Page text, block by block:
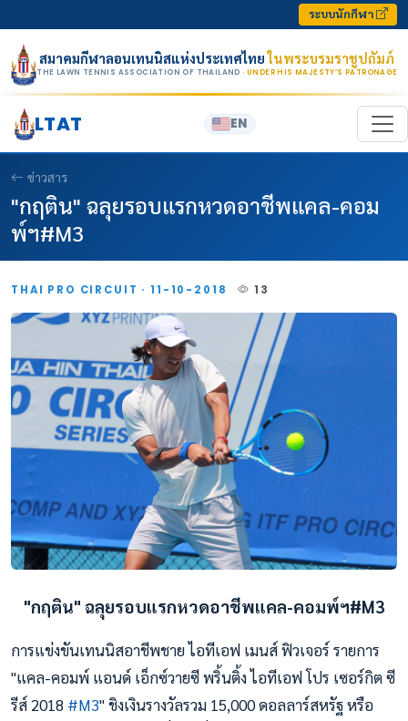
ระบบนักกีฬา
สมาคมกีฬาลอนเทนนิสแห่งประเทศไทยในพระบรมราชูปถัมภ์
THE LAWN TENNIS ASSOCIATION OF THAILAND · UNDER HIS MAJESTY’S PATRONAGE
LTAT EN
ข่าวสาร
"กฤติน" ฉลุยรอบแรกหวดอาชีพแคล-คอม
พ์ฯ#M3
THAI PRO CIRCUIT · 11-10-2018 13
"กฤติน" ฉลุยรอบแรกหวดอาชีพแคล-คอมพ์ฯ#M3
การแข่งขันเทนนิสอาชีพชาย ไอทีเอฟ เมนส์ ฟิวเจอร์ รายการ
"แคล-คอมพ์ แอนด์ เอ็กซ์วายซี พริ้นติ้ง ไอทีเอฟ โปร เซอร์กิต ซี
รีส์ 2018 #M3" ชิงเงินรางวัลรวม 15,000 ดอลลาร์สหรัฐ หรือ